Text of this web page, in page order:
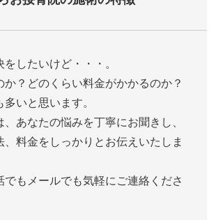
したいけど・・・。
か？どのくらい料金がかかるのか？
いと思います。
、あなたの悩みを丁寧にお聞きし、
、料金をしっかりとお伝えいたしま
でもメールでも気軽にご連絡くださ